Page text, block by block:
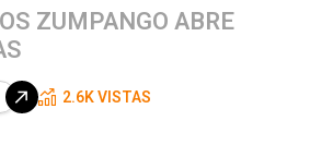
ZUMPANGO ABRE
2.6K VISTAS